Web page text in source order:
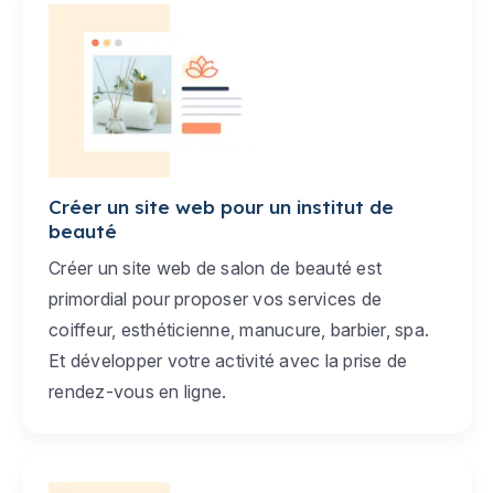
Créer un site web pour un institut de
beauté
Créer un site web de salon de beauté est
primordial pour proposer vos services de
coiffeur, esthéticienne, manucure, barbier, spa.
Et développer votre activité avec la prise de
rendez-vous en ligne.